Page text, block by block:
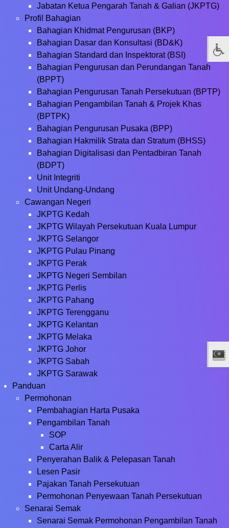
Jabatan Ketua Pengarah Tanah & Galian (JKPTG)
Profil Bahagian
Bahagian Khidmat Pengurusan (BKP)
Bahagian Dasar dan Konsultasi (BD&K)
Bahagian Standard dan Inspektorat (BSI)
Bahagian Pengurusan dan Perundangan Tanah
(BPPT)
Bahagian Pengurusan Tanah Persekutuan (BPTP)
Bahagian Pengambilan Tanah & Projek Khas
(BPTPK)
Bahagian Pengurusan Pusaka (BPP)
Bahagian Hakmilik Strata dan Stratum (BHSS)
Bahagian Digitalisasi dan Pentadbiran Tanah
(BDPT)
Unit Integriti
Unit Undang-Undang
Cawangan Negeri
JKPTG Kedah
JKPTG Wilayah Persekutuan Kuala Lumpur
JKPTG Selangor
JKPTG Pulau Pinang
JKPTG Perak
JKPTG Negeri Sembilan
JKPTG Perlis
JKPTG Pahang
JKPTG Terengganu
JKPTG Kelantan
JKPTG Melaka
JKPTG Johor
JKPTG Sabah
JKPTG Sarawak
Panduan
Permohonan
Pembahagian Harta Pusaka
Pengambilan Tanah
SOP
Carta Alir
Penyerahan Balik & Pelepasan Tanah
Lesen Pasir
Pajakan Tanah Persekutuan
Permohonan Penyewaan Tanah Persekutuan
Senarai Semak
Senarai Semak Permohonan Pengambilan Tanah